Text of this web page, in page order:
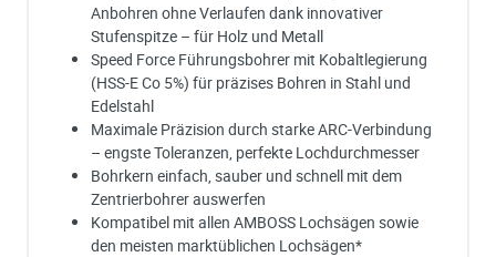
Anbohren ohne Verlaufen dank innovativer
Stufenspitze – für Holz und Metall
Speed Force Führungsbohrer mit Kobaltlegierung
(HSS-E Co 5%) für präzises Bohren in Stahl und
Edelstahl
Maximale Präzision durch starke ARC-Verbindung
– engste Toleranzen, perfekte Lochdurchmesser
Bohrkern einfach, sauber und schnell mit dem
Zentrierbohrer auswerfen
Kompatibel mit allen AMBOSS Lochsägen sowie
den meisten marktüblichen Lochsägen*